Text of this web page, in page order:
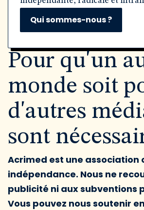
Qui sommes-nous ?
Pour qu'un
monde soit
d'autres
sont
Acrimed est une association
indépendance. Nous ne
publicité ni aux subventions
Vous pouvez nous soutenir